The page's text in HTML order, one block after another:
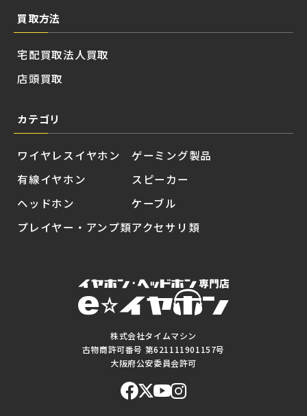
株式会社タイムマシン
古物商許可番号 第621111901157号
大阪府公安委員会許可
買取方法
宅配買取
店頭買取
法人買取
カテゴリ
ワイヤレスイヤホン
有線イヤホン
ヘッドホン
プレイヤー・アンプ類
ゲーミング製品
スピーカー
ケーブル
アクセサリ類